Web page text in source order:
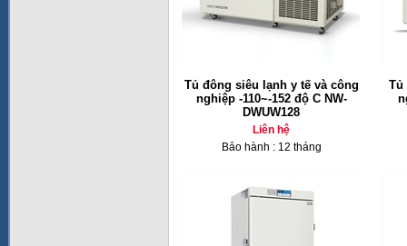
Tủ đông siêu lạnh y tế và công
nghiệp -110~-152 độ C NW-
DWUW128
Liên hệ
Bảo hành : 12 tháng
Tủ